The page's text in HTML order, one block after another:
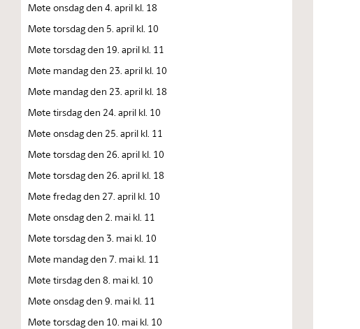
Møte onsdag den 4. april kl. 18
Møte torsdag den 5. april kl. 10
Møte torsdag den 19. april kl. 11
Møte mandag den 23. april kl. 10
Møte mandag den 23. april kl. 18
Møte tirsdag den 24. april kl. 10
Møte onsdag den 25. april kl. 11
Møte torsdag den 26. april kl. 10
Møte torsdag den 26. april kl. 18
Møte fredag den 27. april kl. 10
Møte onsdag den 2. mai kl. 11
Møte torsdag den 3. mai kl. 10
Møte mandag den 7. mai kl. 11
Møte tirsdag den 8. mai kl. 10
Møte onsdag den 9. mai kl. 11
Møte torsdag den 10. mai kl. 10